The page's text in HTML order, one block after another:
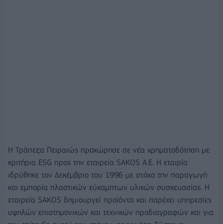
Η Τράπεζα Πειραιώς προχώρησε σε νέα χρηματοδότηση με
κριτήρια ESG προς την εταιρεία SAKOS A.E. Η εταιρία
ιδρύθηκε τον Δεκέμβριο του 1996 με στόχο την παραγωγή
και εμπορία πλαστικών εύκαμπτων υλικών συσκευασίας. Η
εταιρεία SAKOS δημιουργεί προϊόντα και παρέχει υπηρεσίες
υψηλών επιστημονικών και τεχνικών προδιαγραφών και για